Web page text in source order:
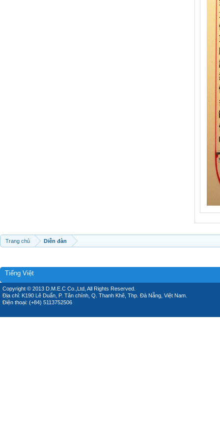
Trang chủ Diễn đàn
Tiếng Việt
Copyright © 2013 D.M.E.C Co.,Ltd, All Rights Reserved.
Địa chỉ: K190 Lê Duẩn, P. Tân chính, Q. Thanh Khê, Thp. Đà Nẵng, Việt Nam.
Điện thoại: (+84) 5113752506